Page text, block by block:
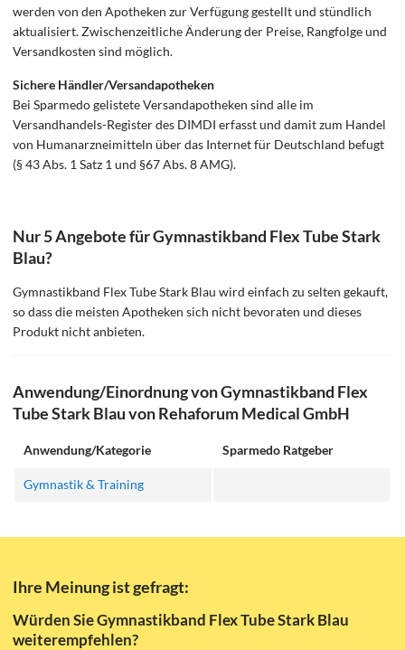
werden von den Apotheken zur Verfügung gestellt und stündlich
aktualisiert. Zwischenzeitliche Änderung der Preise, Rangfolge und
Versandkosten sind möglich.
Sichere Händler/Versandapotheken
Bei Sparmedo gelistete Versandapotheken sind alle im
Versandhandels-Register des DIMDI erfasst und damit zum Handel
von Humanarzneimitteln über das Internet für Deutschland befugt
(§ 43 Abs. 1 Satz 1 und §67 Abs. 8 AMG).
Nur 5 Angebote für Gymnastikband Flex Tube Stark
Blau?
Gymnastikband Flex Tube Stark Blau wird einfach zu selten gekauft,
so dass die meisten Apotheken sich nicht bevoraten und dieses
Produkt nicht anbieten.
Anwendung/Einordnung von Gymnastikband Flex
Tube Stark Blau von Rehaforum Medical GmbH
Anwendung/Kategorie Sparmedo Ratgeber
Gymnastik & Training
Ihre Meinung ist gefragt:
Würden Sie Gymnastikband Flex Tube Stark Blau
weiterempfehlen?